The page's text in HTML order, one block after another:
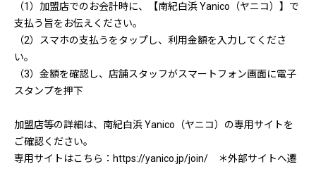
（1）加盟店でのお会計時に、【南紀白浜 Yanico（ヤニコ）】で
支払う旨をお伝えください。
（2）スマホの支払うをタップし、利用金額を入力してくださ
い。
（3）金額を確認し、店舗スタッフがスマートフォン画面に電子
スタンプを押下
加盟店等の詳細は、南紀白浜 Yanico（ヤニコ）の専用サイトを
ご確認ください。
専用サイトはこちら：https://yanico.jp/join/ ＊外部サイトへ遷